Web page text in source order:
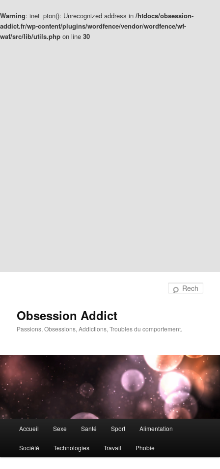
Warning: inet_pton(): Unrecognized address in /htdocs/obsession-
addict.fr/wp-content/plugins/wordfence/vendor/wordfence/wf-
waf/src/lib/utils.php on line 30
Obsession Addict
Passions, Obsessions, Addictions, Troubles du comportement.
principal
Accueil Sexe Santé Sport Alimentation
Société Technologies Travail Phobie